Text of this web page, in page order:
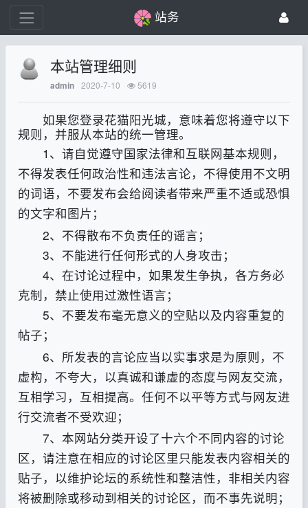
站务
本站管理细则
admin 2020-7-10 5619
如果您登录花猫阳光城，意味着您将遵守以下
规则，并服从本站的统一管理。
1、请自觉遵守国家法律和互联网基本规则，
不得发表任何政治性和违法言论，不得使用不文明
的词语，不要发布会给阅读者带来严重不适或恐惧
的文字和图片 ；
2、不得散布不负责任的谣言；
3、不能进行任何形式的人身攻击；
4、在讨论过程中，如果发生争执，各方务必
克制，禁止使用过激性语言；
5、不要发布毫无意义的空贴以及内容重复的
帖子；
6、所发表的言论应当以实事求是为原则，不
虚构，不夸大，以真诚和谦虚的态度与网友交流，
互相学习，互相提高。任何不以平等方式与网友进
行交流者不受欢迎；
7、本网站分类开设了十六个不同内容的讨论
区，请注意在相应的讨论区里只能发表内容相关的
贴子，以维护论坛的系统性和整洁性，非相关内容
将被删除或移动到相关的讨论区，而不事先说明；